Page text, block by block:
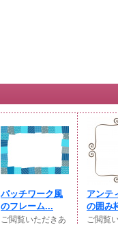
パッチワーク風
のフレーム...
ご閲覧いただきあ
アンテ
の囲み
ご閲覧